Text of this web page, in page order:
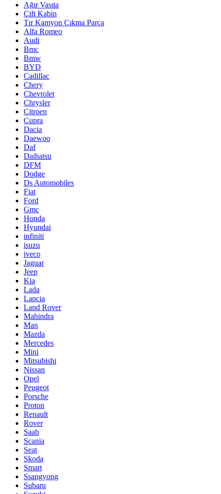
Ağır Vasıta
Çift Kabin
Tır Kamyon Çıkma Parça
Alfa Romeo
Audi
Bmc
Bmw
BYD
Cadillac
Chery
Chevrolet
Chrysler
Citroen
Cupra
Dacia
Daewoo
Daf
Daihatsu
DFM
Dodge
Ds Automobiles
Fiat
Ford
Gmc
Honda
Hyundai
infiniti
isuzu
iveco
Jaguar
Jeep
Kia
Lada
Lancia
Land Rover
Mahindra
Man
Mazda
Mercedes
Mini
Mitsubishi
Nissan
Opel
Peugeot
Porsche
Proton
Renault
Rover
Saab
Scania
Seat
Skoda
Smart
Ssangyong
Subaru